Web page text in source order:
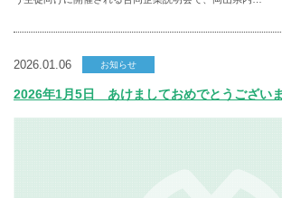
2026.01.06 お知らせ
2026年1月5日 あけましておめでとうござい